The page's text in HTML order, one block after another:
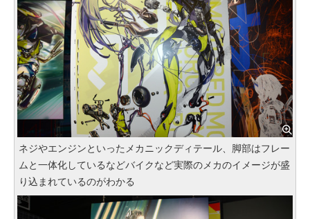
ネジやエンジンといったメカニックディテール、脚部はフレー
ムと一体化しているなどバイクなど実際のメカのイメージが盛
り込まれているのがわかる